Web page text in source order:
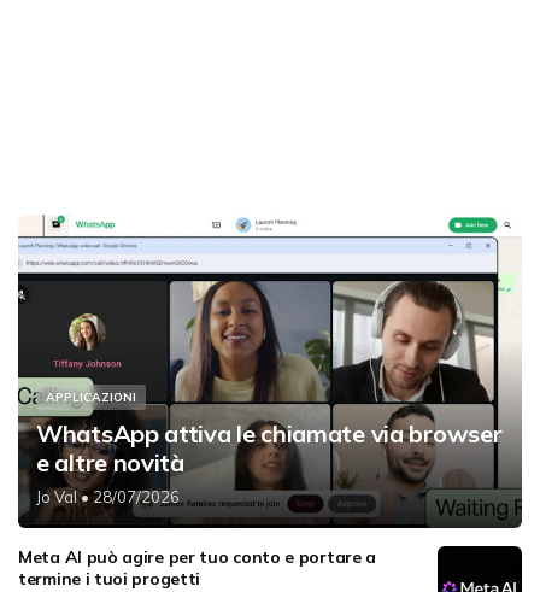
APPLICAZIONI
WhatsApp attiva le chiamate via browser
e altre novità
Jo Val• 28/07/2026
Meta AI può agire per tuo conto e portare a
termine i tuoi progetti